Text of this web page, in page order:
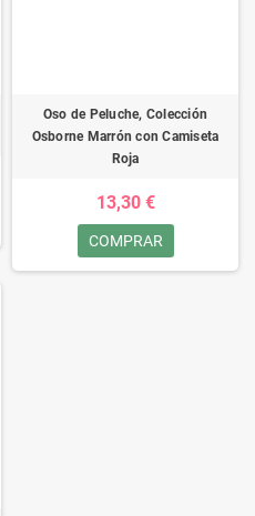
Oso de Peluche, Colección
Osborne Marrón con Camiseta
Roja
13,30 €
COMPRAR